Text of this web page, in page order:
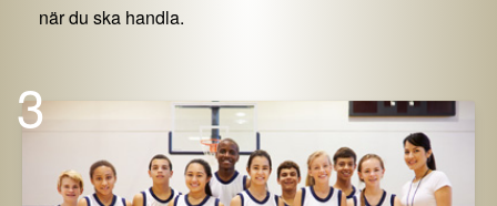
när du ska handla.
3